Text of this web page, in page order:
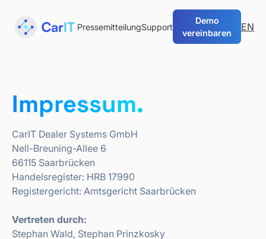
PressemitteilungSupport
Demo
vereinbaren
EN
Impressum.
CarIT Dealer Systems GmbH
Nell-Breuning-Allee 6
66115 Saarbrücken
Handelsregister: HRB 17990
Registergericht: Amtsgericht Saarbrücken
Vertreten durch:
Stephan Wald, Stephan Prinzkosky